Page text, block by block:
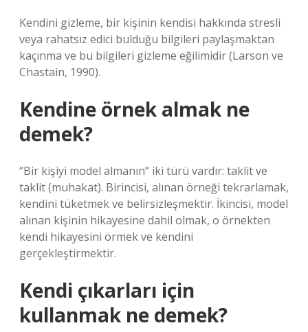
Kendini gizleme, bir kişinin kendisi hakkında stresli
veya rahatsız edici bulduğu bilgileri paylaşmaktan
kaçınma ve bu bilgileri gizleme eğilimidir (Larson ve
Chastain, 1990).
Kendine örnek almak ne
demek?
“Bir kişiyi model almanın” iki türü vardır: taklit ve
taklit (muhakat). Birincisi, alınan örneği tekrarlamak,
kendini tüketmek ve belirsizleşmektir. İkincisi, model
alınan kişinin hikayesine dahil olmak, o örnekten
kendi hikayesini örmek ve kendini
gerçekleştirmektir.
Kendi çıkarları için
kullanmak ne demek?